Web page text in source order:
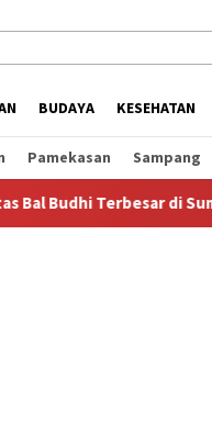
BUDAYA KESEHATAN
Pamekasan Sampang
di Sumenep